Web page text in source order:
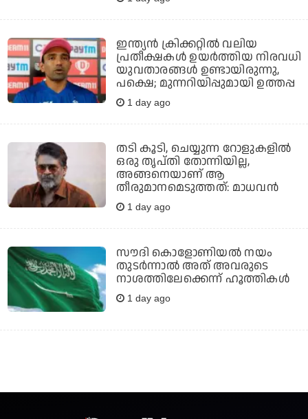
ഇന്ത്യന്‍ ക്രിക്കറ്റില്‍ വലിയ
പ്രതീക്ഷകള്‍ ഉയര്‍ത്തിയ നിരവധി
യുവതാരങ്ങള്‍ ഉണ്ടായിരുന്നു,
പക്ഷെ; മുന്നറിയിപ്പുമായി ഉത്തപ്പ
1 day ago
തടി കൂടി, ചെയ്യുന്ന റോളുകളില്‍
ഒരു തൃപ്തി തോന്നിയില്ല,
അങ്ങനെയാണ് ആ
തീരുമാനമെടുത്തത്: മാധവന്‍
1 day ago
സൗദി കൊളോണിയല്‍ നയം
തുടര്‍ന്നാല്‍ അത് അവരുടെ
നാശത്തിലേക്കെന്ന് ഹൂത്തികള്‍
1 day ago